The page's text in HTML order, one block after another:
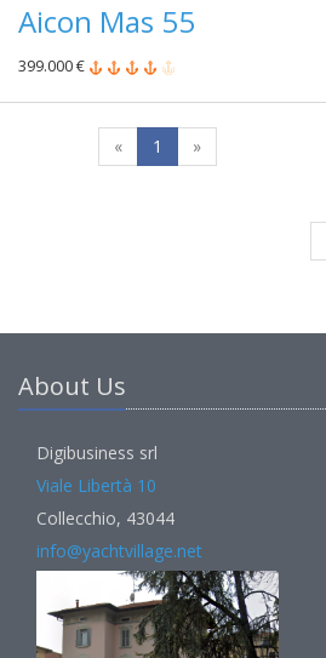
Aicon Mas 55
399.000 €
« 1 »
About Us
Digibusiness srl
Viale Libertà 10
Collecchio, 43044
info@yachtvillage.net